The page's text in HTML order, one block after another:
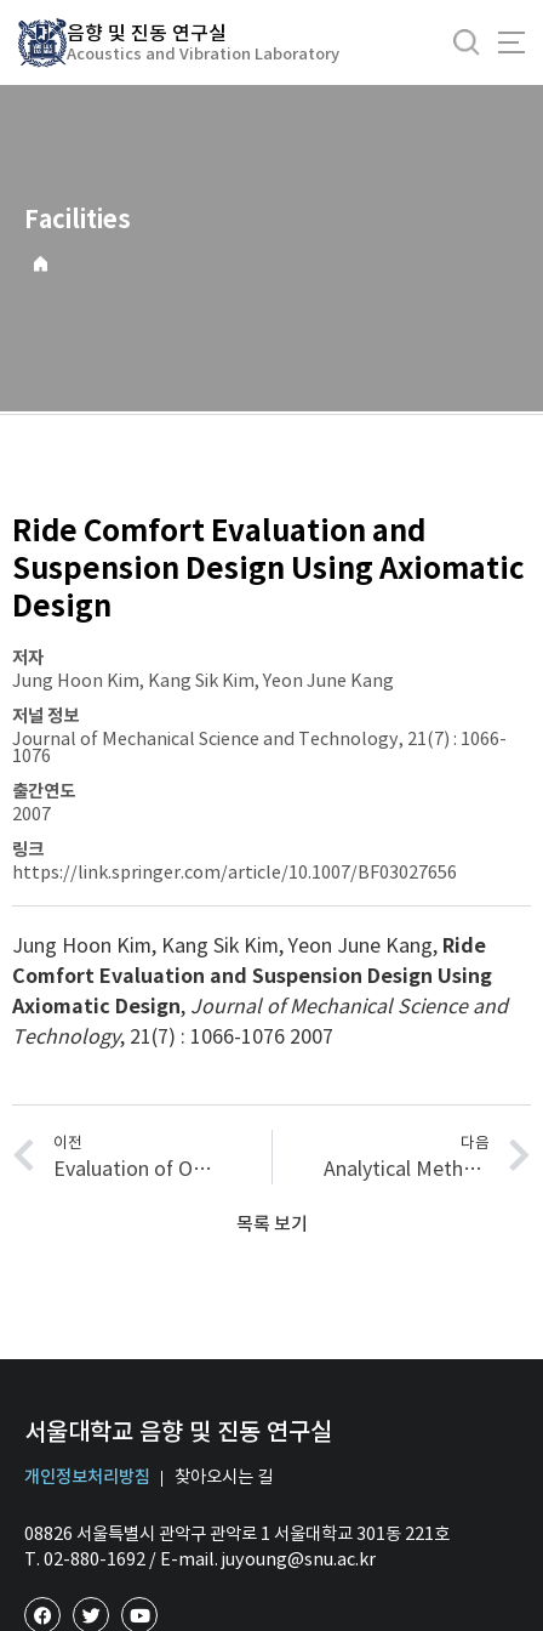
음향 및 진동 연구실
Acoustics and Vibration Laboratory
Facilities
Ride Comfort Evaluation and
Suspension Design Using Axiomatic
Design
저자
Jung Hoon Kim, Kang Sik Kim, Yeon June Kang
저널 정보
Journal of Mechanical Science and Technology, 21(7) : 1066-
1076
출간연도
2007
링크
https://link.springer.com/article/10.1007/BF03027656
Jung Hoon Kim, Kang Sik Kim, Yeon June Kang, Ride
Comfort Evaluation and Suspension Design Using
Axiomatic Design, Journal of Mechanical Science and
Technology, 21(7) : 1066-1076 2007
이전
Evaluation of Optical Properties for Development of Ultrahigh-Resolution Flexible Contact Endoscope Japanese
다음
Analytical Method of Beat Tuning in a Slightly Asymmetric Ring
목록 보기
서울대학교 음향 및 진동 연구실
개인정보처리방침 찾아오시는 길
08826 서울특별시 관악구 관악로 1 서울대학교 301동 221호
T. 02-880-1692 / E-mail. juyoung@snu.ac.kr